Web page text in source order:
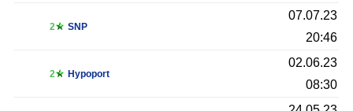
2 SNP
07.07.23
20:46
2 Hypoport
02.06.23
08:30